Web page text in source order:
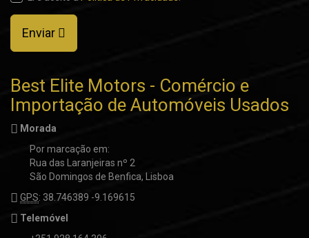
Enviar
Best Elite Motors - Comércio e
Importação de Automóveis Usados
Morada
Por marcação em:
Rua das Laranjeiras nº 2
São Domingos de Benfica, Lisboa
GPS: 38.746389 -9.169615
Telemóvel